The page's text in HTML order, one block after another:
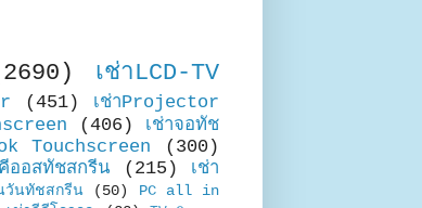
เช่าLCD-TV
(451)
เช่าProjector
(406)
เช่าจอทัช
Touchscreen
(300)
ออสทัชสกรีน (215)
เช่า
วันทัชสกรีน (50)
PC all in